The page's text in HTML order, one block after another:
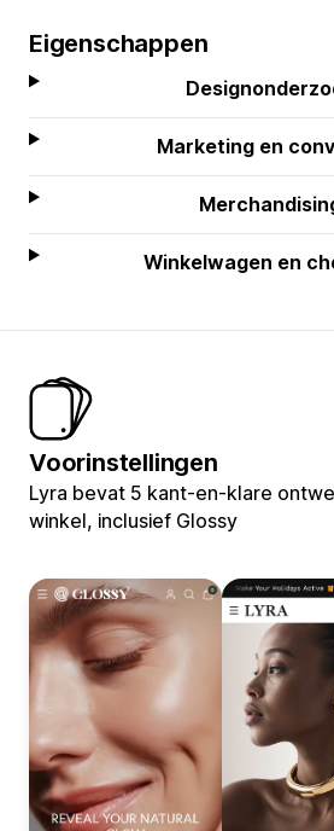
Eigenschappen
Marketing en
Winkelwagen en
Voorinstellingen
Lyra bevat 5 kant-en-klare
winkel, inclusief Glossy